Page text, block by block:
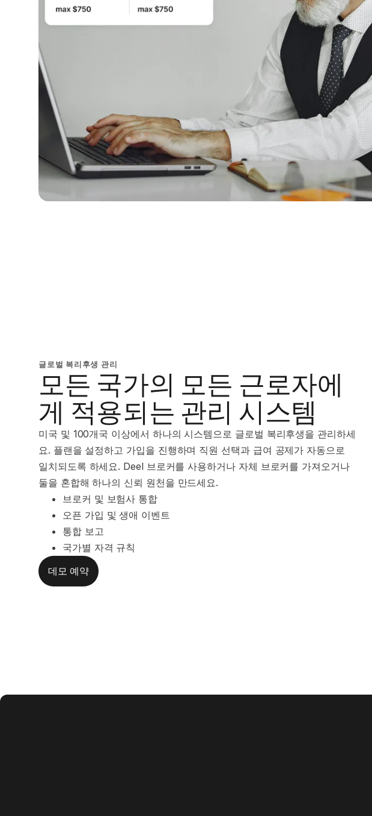
글로벌 복리후생 관리
모든 국가의 모든 근로자에
게 적용되는 관리 시스템
미국 및 100개국 이상에서 하나의 시스템으로 글로벌 복리후생을 관리하세
요. 플랜을 설정하고 가입을 진행하며 직원 선택과 급여 공제가 자동으로
일치되도록 하세요. Deel 브로커를 사용하거나 자체 브로커를 가져오거나
둘을 혼합해 하나의 신뢰 원천을 만드세요.
브로커 및 보험사 통합
오픈 가입 및 생애 이벤트
통합 보고
국가별 자격 규칙
데모 예약